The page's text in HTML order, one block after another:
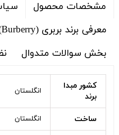
مشخصات محصول
معرفی برند بربری (Burberry)
بخش سوالات متدوال
کشور مبدا
برند
انگلستان
ساخت انگلستان